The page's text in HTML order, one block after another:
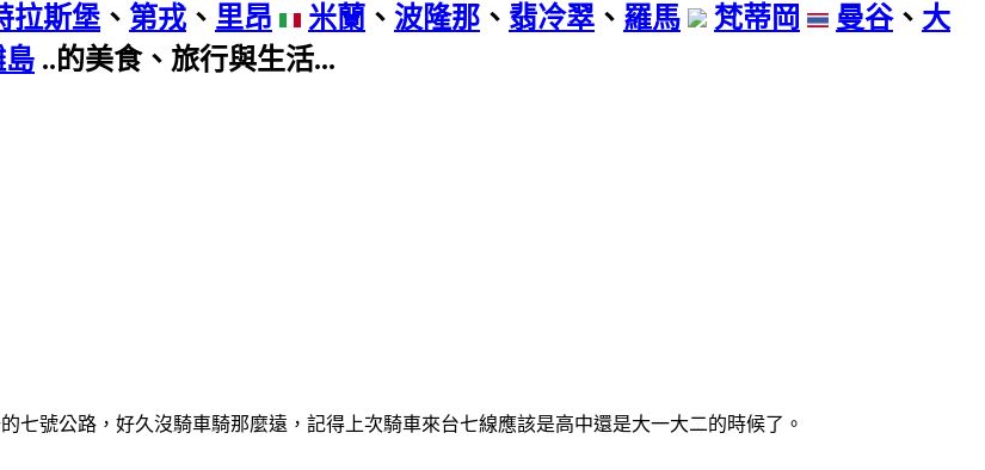
拉斯堡 、 第戎 、 里昂 米蘭 、 波隆那 、 翡冷翠 、 羅馬 梵蒂岡 曼谷、 大
島 ..的美食、旅行與生活...
號公路，好久沒騎車騎那麼遠，記得上次騎車來台七線應該是高中還是大一大二的時候了。